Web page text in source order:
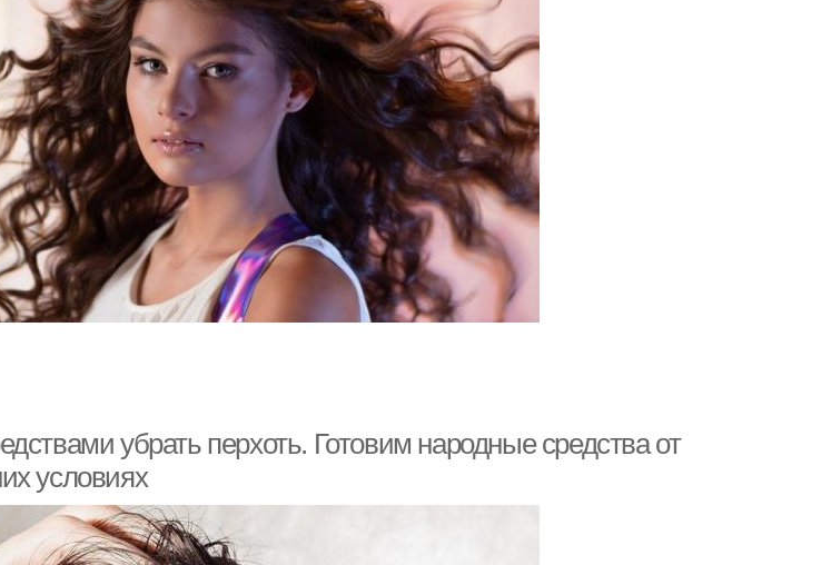
убрать перхоть. Готовим народные средства от
условиях